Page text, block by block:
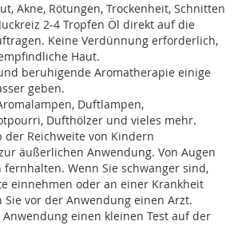
Akne, Rötungen, Trockenheit, Schnitten
2-4 Tropfen Öl direkt auf die
Keine Verdünnung erforderlich,
Haut.
beruhigende Aromatherapie einige
geben.
Duftlampen,
Dufthölzer und vieles mehr.
der Reichweite von Kindern
äußerlichen Anwendung. Von Augen
Wenn Sie schwanger sind,
einnehmen oder an einer Krankheit
vor der Anwendung einen Arzt.
Anwendung einen kleinen Test auf der